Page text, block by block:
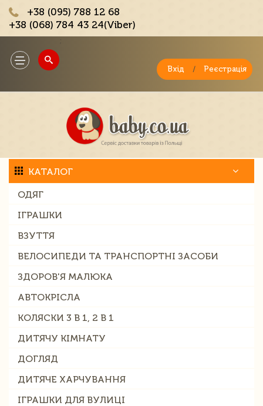
+38 (095) 788 12 68
+38 (068) 784 43 24(Viber)
Toggle
navigation
Вхід / Реєстрація
КАТАЛОГ
ОДЯГ
ІГРАШКИ
ВЗУТТЯ
ВЕЛОСИПЕДИ ТА ТРАНСПОРТНІ ЗАСОБИ
ЗДОРОВ'Я МАЛЮКА
АВТОКРІСЛА
КОЛЯСКИ 3 В 1, 2 В 1
ДИТЯЧУ КІМНАТУ
ДОГЛЯД
ДИТЯЧЕ ХАРЧУВАННЯ
ІГРАШКИ ДЛЯ ВУЛИЦІ